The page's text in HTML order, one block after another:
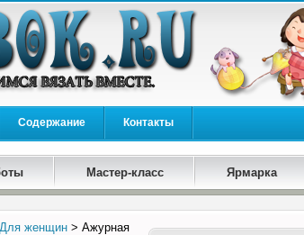
Содержание Контакты
Мастер-класс Ярмарка
Для женщин > Ажурная